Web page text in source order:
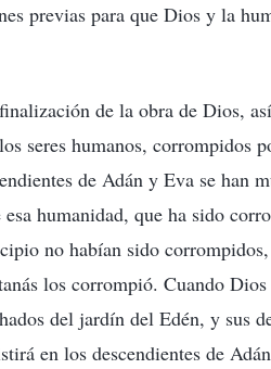
previas para que Dios y la
de la obra de Dios,
seres humanos, corrompidos
de Adán y Eva se han
humanidad, que ha sido
no habían sido
los corrompió. Cuando
del jardín del Edén, y sus
en los descendientes de